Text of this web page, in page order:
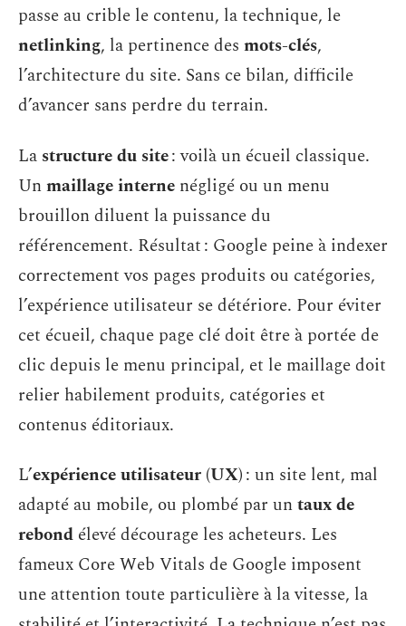
passe au crible le contenu, la technique, le
netlinking, la pertinence des mots-clés,
l’architecture du site. Sans ce bilan, difficile
d’avancer sans perdre du terrain.
La structure du site: voilà un écueil classique.
Unmaillage interne négligé ou un menu
brouillon diluent la puissance du
référencement. Résultat : Google peine à indexer
correctement vos pages produits ou catégories,
l’expérience utilisateur se détériore. Pour éviter
cet écueil, chaque page clé doit être à portée de
clic depuis le menu principal, et le maillage doit
relier habilement produits, catégories et
contenus éditoriaux.
L’expérience utilisateur (UX): un site lent, mal
adapté au mobile, ou plombé par untaux de
rebond élevé décourage les acheteurs. Les
fameux Core Web Vitals de Google imposent
une attention toute particulière à la vitesse, la